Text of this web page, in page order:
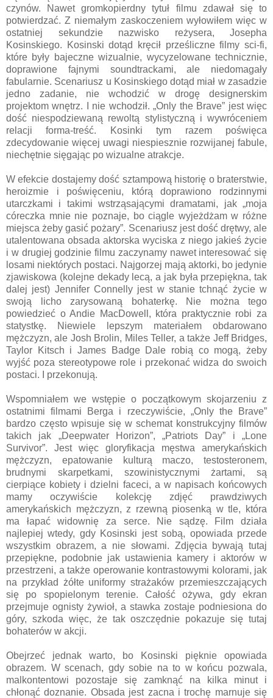
czynów. Nawet gromkopierdny tytuł filmu zdawał się to
potwierdzać. Z niemałym zaskoczeniem wyłowiłem więc w
ostatniej sekundzie nazwisko reżysera, Josepha
Kosinskiego. Kosinski dotąd kręcił prześliczne filmy sci-fi,
które były bajeczne wizualnie, wycyzelowane technicznie,
doprawione fajnymi soundtrackami, ale niedomagały
fabularnie. Scenariusz u Kosinskiego dotąd miał w zasadzie
jedno zadanie, nie wchodzić w drogę designerskim
projektom wnętrz. I nie wchodził. „Only the Brave” jest więc
dość niespodziewaną rewoltą stylistyczną i wywróceniem
relacji forma-treść. Kosinki tym razem poświęca
zdecydowanie więcej uwagi niespiesznie rozwijanej fabule,
niechętnie sięgając po wizualne atrakcje.
W efekcie dostajemy dość sztampową historię o braterstwie,
heroizmie i poświęceniu, którą doprawiono rodzinnymi
utarczkami i takimi wstrząsającymi dramatami, jak „moja
córeczka mnie nie poznaje, bo ciągle wyjeżdżam w różne
miejsca żeby gasić pożary”. Scenariusz jest dość drętwy, ale
utalentowana obsada aktorska wyciska z niego jakieś życie
i w drugiej godzinie filmu zaczynamy nawet interesować się
losami niektórych postaci. Najgorzej mają aktorki, bo jedynie
zjawiskowa (kolejne dekady lecą, a jak była przepiękna, tak
dalej jest) Jennifer Connelly jest w stanie tchnąć życie w
swoją licho zarysowaną bohaterkę. Nie można tego
powiedzieć o Andie MacDowell, która praktycznie robi za
statystkę. Niewiele lepszym materiałem obdarowano
mężczyzn, ale Josh Brolin, Miles Teller, a także Jeff Bridges,
Taylor Kitsch i James Badge Dale robią co mogą, żeby
wyjść poza stereotypowe role i przekonać widza do swoich
postaci. I przekonują.
Wspomniałem we wstępie o początkowym skojarzeniu z
ostatnimi filmami Berga i rzeczywiście, „Only the Brave”
bardzo często wpisuje się w schemat konstrukcyjny filmów
takich jak „Deepwater Horizon”, „Patriots Day” i „Lone
Survivor”. Jest więc gloryfikacja męstwa amerykańskich
mężczyzn, epatowanie kulturą maczo, testosteronem,
brudnymi skarpetkami, szowinistycznymi żartami, są
cierpiące kobiety i dzielni faceci, a w napisach końcowych
mamy oczywiście kolekcję zdjęć prawdziwych
amerykańskich mężczyzn, z rzewną piosenką w tle, która
ma łapać widownię za serce. Nie sądzę. Film działa
najlepiej wtedy, gdy Kosinski jest sobą, opowiada przede
wszystkim obrazem, a nie słowami. Zdjęcia bywają tutaj
przepiękne, podobnie jak ustawienia kamery i aktorów w
przestrzeni, a także operowanie kontrastowymi kolorami, jak
na przykład żółte uniformy strażaków przemieszczających
się po spopielonym terenie. Całość ożywa, gdy ekran
przejmuje ognisty żywioł, a stawka zostaje podniesiona do
góry, szkoda więc, że tak oszczędnie pokazuje się tutaj
bohaterów w akcji.
Obejrzeć jednak warto, bo Kosinski pięknie opowiada
obrazem. W scenach, gdy sobie na to w końcu pozwala,
malkontentowi pozostaje się zamknąć na kilka minut i
chłonąć doznanie. Obsada jest zacna i trochę marnuje się